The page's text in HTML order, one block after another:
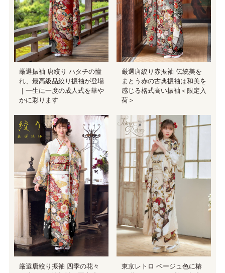
厳選振袖 唐絞り ハタチの憧
れ、最高級品絞り振袖が登場
｜一生に一度の成人式を華や
かに彩ります
厳選唐絞り赤振袖 伝統美を
まとう赤の古典振袖は和美を
感じる格式高い振袖＜限定入
荷＞
厳選唐絞り振袖 四季の花々
東京レトロ ベージュ色に椿